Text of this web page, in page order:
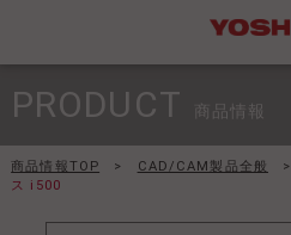
PRODUCT 商品情報
商品情報TOP > CAD/CAM製品全般 >
ス i500